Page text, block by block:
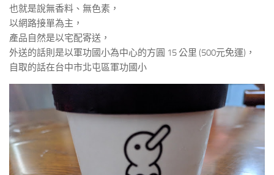
也就是說無香料、無色素，
以網路接單為主，
產品自然是以宅配寄送，
外送的話則是以軍功國小為中心的方圓 15 公里 (500元免運)，
自取的話在台中市北屯區軍功國小